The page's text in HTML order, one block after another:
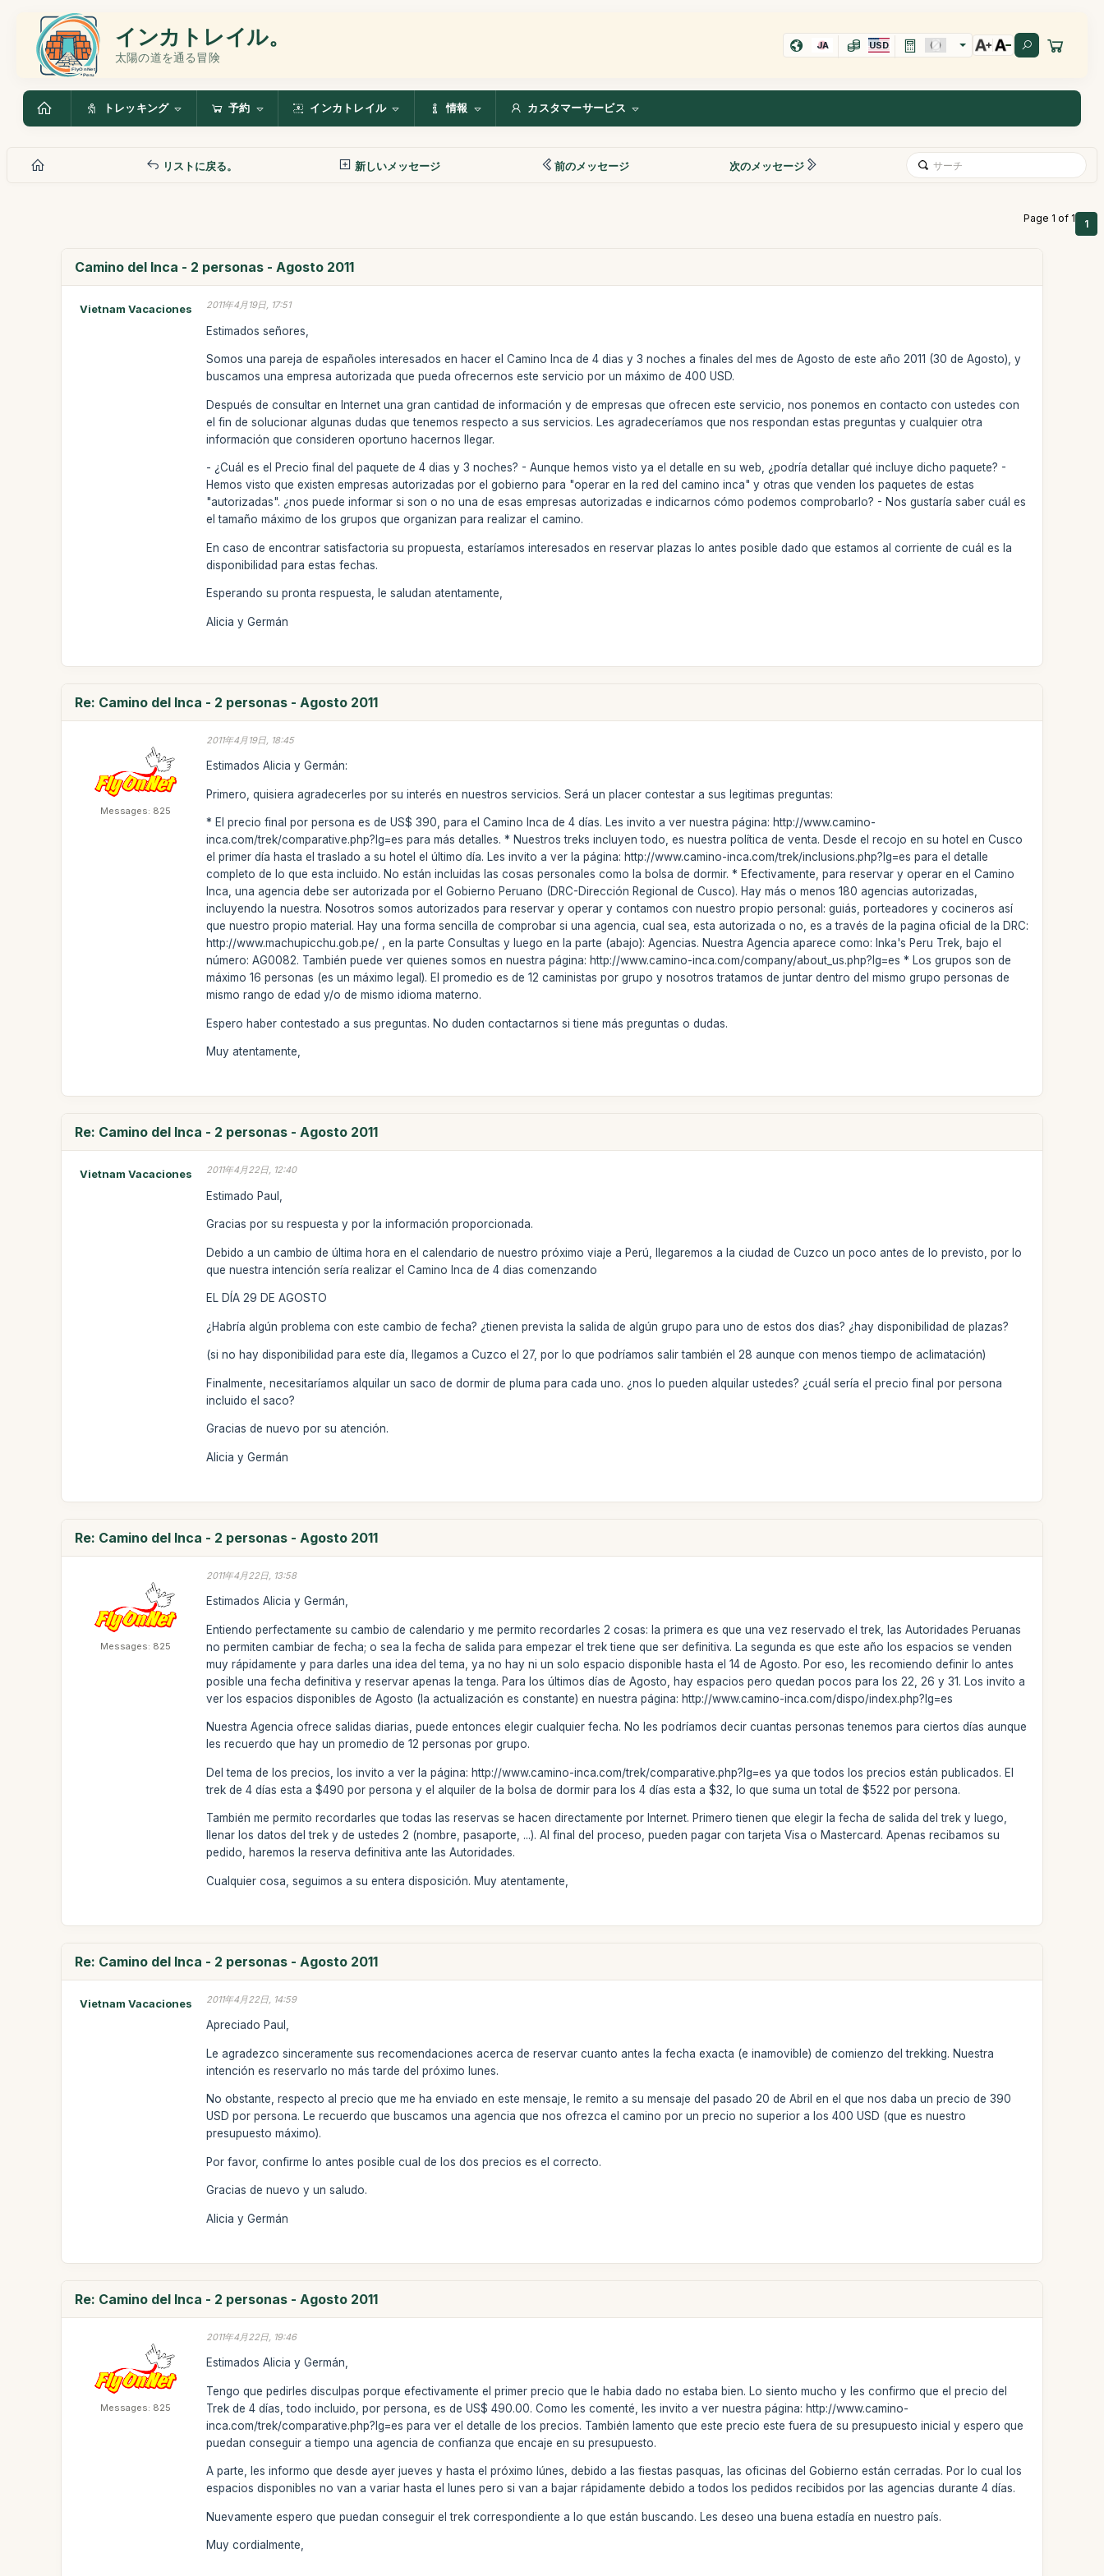
インカトレイル。
太陽の道を通る冒険
JA USD
トレッキング 予約 インカトレイル 情報 カスタマーサービス
リストに戻る。 新しいメッセージ 前のメッセージ 次のメッセージ
Page 1 of 1 1
Camino del Inca - 2 personas - Agosto 2011
Vietnam Vacaciones 2011年4月19日, 17:51
Estimados señores,
Somos una pareja de españoles interesados en hacer el Camino Inca de 4 dias y 3 noches a finales del mes de Agosto de este año 2011 (30 de Agosto), y
buscamos una empresa autorizada que pueda ofrecernos este servicio por un máximo de 400 USD.
Después de consultar en Internet una gran cantidad de información y de empresas que ofrecen este servicio, nos ponemos en contacto con ustedes con
el fin de solucionar algunas dudas que tenemos respecto a sus servicios. Les agradeceríamos que nos respondan estas preguntas y cualquier otra
información que consideren oportuno hacernos llegar.
- ¿Cuál es el Precio final del paquete de 4 dias y 3 noches? - Aunque hemos visto ya el detalle en su web, ¿podría detallar qué incluye dicho paquete? -
Hemos visto que existen empresas autorizadas por el gobierno para "operar en la red del camino inca" y otras que venden los paquetes de estas
"autorizadas". ¿nos puede informar si son o no una de esas empresas autorizadas e indicarnos cómo podemos comprobarlo? - Nos gustaría saber cuál es
el tamaño máximo de los grupos que organizan para realizar el camino.
En caso de encontrar satisfactoria su propuesta, estaríamos interesados en reservar plazas lo antes posible dado que estamos al corriente de cuál es la
disponibilidad para estas fechas.
Esperando su pronta respuesta, le saludan atentamente,
Alicia y Germán
Re: Camino del Inca - 2 personas - Agosto 2011
Messages: 825
2011年4月19日, 18:45
Estimados Alicia y Germán:
Primero, quisiera agradecerles por su interés en nuestros servicios. Será un placer contestar a sus legitimas preguntas:
* El precio final por persona es de US$ 390, para el Camino Inca de 4 días. Les invito a ver nuestra página: http://www.camino-
inca.com/trek/comparative.php?lg=es para más detalles. * Nuestros treks incluyen todo, es nuestra política de venta. Desde el recojo en su hotel en Cusco
el primer día hasta el traslado a su hotel el último día. Les invito a ver la página: http://www.camino-inca.com/trek/inclusions.php?lg=es para el detalle
completo de lo que esta incluido. No están incluidas las cosas personales como la bolsa de dormir. * Efectivamente, para reservar y operar en el Camino
Inca, una agencia debe ser autorizada por el Gobierno Peruano (DRC-Dirección Regional de Cusco). Hay más o menos 180 agencias autorizadas,
incluyendo la nuestra. Nosotros somos autorizados para reservar y operar y contamos con nuestro propio personal: guiás, porteadores y cocineros así
que nuestro propio material. Hay una forma sencilla de comprobar si una agencia, cual sea, esta autorizada o no, es a través de la pagina oficial de la DRC:
http://www.machupicchu.gob.pe/ , en la parte Consultas y luego en la parte (abajo): Agencias. Nuestra Agencia aparece como: Inka's Peru Trek, bajo el
número: AG0082. También puede ver quienes somos en nuestra página: http://www.camino-inca.com/company/about_us.php?lg=es * Los grupos son de
máximo 16 personas (es un máximo legal). El promedio es de 12 caministas por grupo y nosotros tratamos de juntar dentro del mismo grupo personas de
mismo rango de edad y/o de mismo idioma materno.
Espero haber contestado a sus preguntas. No duden contactarnos si tiene más preguntas o dudas.
Muy atentamente,
Re: Camino del Inca - 2 personas - Agosto 2011
Vietnam Vacaciones 2011年4月22日, 12:40
Estimado Paul,
Gracias por su respuesta y por la información proporcionada.
Debido a un cambio de última hora en el calendario de nuestro próximo viaje a Perú, llegaremos a la ciudad de Cuzco un poco antes de lo previsto, por lo
que nuestra intención sería realizar el Camino Inca de 4 dias comenzando
EL DÍA 29 DE AGOSTO
¿Habría algún problema con este cambio de fecha? ¿tienen prevista la salida de algún grupo para uno de estos dos dias? ¿hay disponibilidad de plazas?
(si no hay disponibilidad para este día, llegamos a Cuzco el 27, por lo que podríamos salir también el 28 aunque con menos tiempo de aclimatación)
Finalmente, necesitaríamos alquilar un saco de dormir de pluma para cada uno. ¿nos lo pueden alquilar ustedes? ¿cuál sería el precio final por persona
incluido el saco?
Gracias de nuevo por su atención.
Alicia y Germán
Re: Camino del Inca - 2 personas - Agosto 2011
Messages: 825
2011年4月22日, 13:58
Estimados Alicia y Germán,
Entiendo perfectamente su cambio de calendario y me permito recordarles 2 cosas: la primera es que una vez reservado el trek, las Autoridades Peruanas
no permiten cambiar de fecha; o sea la fecha de salida para empezar el trek tiene que ser definitiva. La segunda es que este año los espacios se venden
muy rápidamente y para darles una idea del tema, ya no hay ni un solo espacio disponible hasta el 14 de Agosto. Por eso, les recomiendo definir lo antes
posible una fecha definitiva y reservar apenas la tenga. Para los últimos días de Agosto, hay espacios pero quedan pocos para los 22, 26 y 31. Los invito a
ver los espacios disponibles de Agosto (la actualización es constante) en nuestra página: http://www.camino-inca.com/dispo/index.php?lg=es
Nuestra Agencia ofrece salidas diarias, puede entonces elegir cualquier fecha. No les podríamos decir cuantas personas tenemos para ciertos días aunque
les recuerdo que hay un promedio de 12 personas por grupo.
Del tema de los precios, los invito a ver la página: http://www.camino-inca.com/trek/comparative.php?lg=es ya que todos los precios están publicados. El
trek de 4 días esta a $490 por persona y el alquiler de la bolsa de dormir para los 4 días esta a $32, lo que suma un total de $522 por persona.
También me permito recordarles que todas las reservas se hacen directamente por Internet. Primero tienen que elegir la fecha de salida del trek y luego,
llenar los datos del trek y de ustedes 2 (nombre, pasaporte, ...). Al final del proceso, pueden pagar con tarjeta Visa o Mastercard. Apenas recibamos su
pedido, haremos la reserva definitiva ante las Autoridades.
Cualquier cosa, seguimos a su entera disposición. Muy atentamente,
Re: Camino del Inca - 2 personas - Agosto 2011
Vietnam Vacaciones 2011年4月22日, 14:59
Apreciado Paul,
Le agradezco sinceramente sus recomendaciones acerca de reservar cuanto antes la fecha exacta (e inamovible) de comienzo del trekking. Nuestra
intención es reservarlo no más tarde del próximo lunes.
No obstante, respecto al precio que me ha enviado en este mensaje, le remito a su mensaje del pasado 20 de Abril en el que nos daba un precio de 390
USD por persona. Le recuerdo que buscamos una agencia que nos ofrezca el camino por un precio no superior a los 400 USD (que es nuestro
presupuesto máximo).
Por favor, confirme lo antes posible cual de los dos precios es el correcto.
Gracias de nuevo y un saludo.
Alicia y Germán
Re: Camino del Inca - 2 personas - Agosto 2011
Messages: 825
2011年4月22日, 19:46
Estimados Alicia y Germán,
Tengo que pedirles disculpas porque efectivamente el primer precio que le habia dado no estaba bien. Lo siento mucho y les confirmo que el precio del
Trek de 4 días, todo incluido, por persona, es de US$ 490.00. Como les comenté, les invito a ver nuestra página: http://www.camino-
inca.com/trek/comparative.php?lg=es para ver el detalle de los precios. También lamento que este precio este fuera de su presupuesto inicial y espero que
puedan conseguir a tiempo una agencia de confianza que encaje en su presupuesto.
A parte, les informo que desde ayer jueves y hasta el próximo lúnes, debido a las fiestas pasquas, las oficinas del Gobierno están cerradas. Por lo cual los
espacios disponibles no van a variar hasta el lunes pero si van a bajar rápidamente debido a todos los pedidos recibidos por las agencias durante 4 días.
Nuevamente espero que puedan conseguir el trek correspondiente a lo que están buscando. Les deseo una buena estadía en nuestro país.
Muy cordialmente,